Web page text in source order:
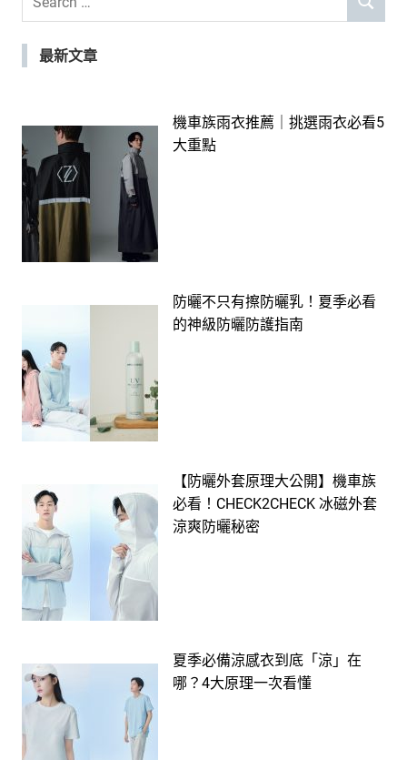
SEARCH
最新文章
機車族雨衣推薦｜挑選雨衣必看5
大重點
防曬不只有擦防曬乳！夏季必看
的神級防曬防護指南
【防曬外套原理大公開】機車族
必看！CHECK2CHECK 冰磁外套
涼爽防曬秘密
夏季必備涼感衣到底「涼」在
哪？4大原理一次看懂